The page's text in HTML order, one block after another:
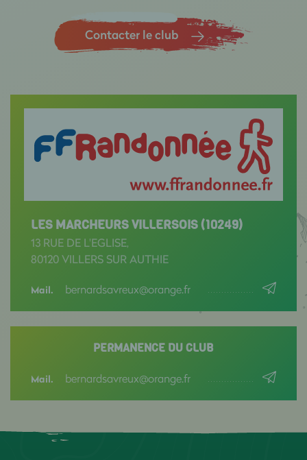
Contacter le club
LES MARCHEURS VILLERSOIS (10249)
13 RUE DE L'EGLISE,
80120 VILLERS SUR AUTHIE
Mail. bernardsavreux@orange.fr
PERMANENCE DU CLUB
Mail. bernardsavreux@orange.fr